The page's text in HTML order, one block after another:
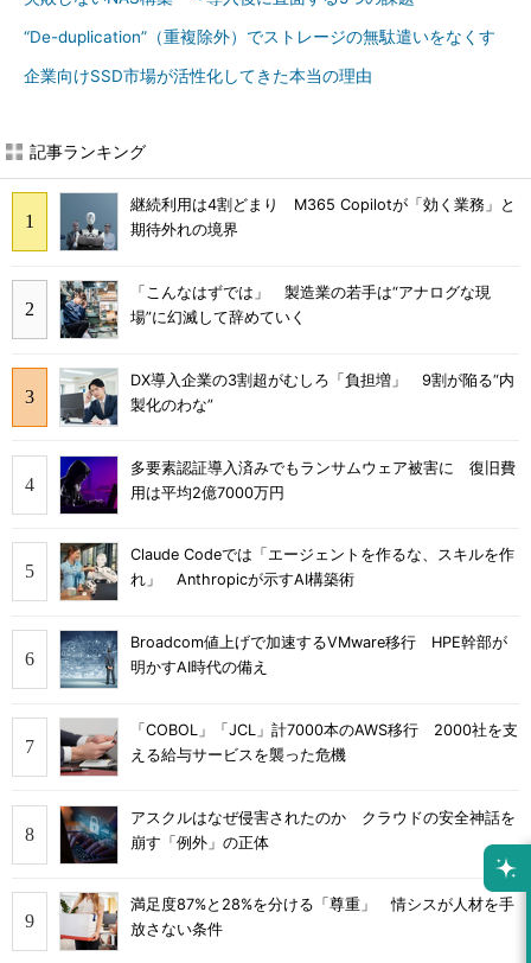
“De-duplication”（重複除外）でストレージの無駄遣いをなくす
企業向けSSD市場が活性化してきた本当の理由
記事ランキング
継続利用は4割どまり M365 Copilotが「効く業務」と
期待外れの境界
「こんなはずでは」 製造業の若手は“アナログな現
場”に幻滅して辞めていく
DX導入企業の3割超がむしろ「負担増」 9割が陥る“内
製化のわな”
多要素認証導入済みでもランサムウェア被害に 復旧費
用は平均2億7000万円
Claude Codeでは「エージェントを作るな、スキルを作
れ」 Anthropicが示すAI構築術
Broadcom値上げで加速するVMware移行 HPE幹部が
明かすAI時代の備え
「COBOL」「JCL」計7000本のAWS移行 2000社を支
える給与サービスを襲った危機
アスクルはなぜ侵害されたのか クラウドの安全神話を
崩す「例外」の正体
満足度87%と28%を分ける「尊重」 情シスが人材を手
放さない条件